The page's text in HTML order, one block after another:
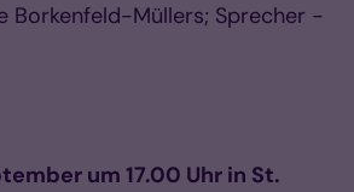
Borkenfeld-Müllers; Sprecher -
um 17.00 Uhr in St.